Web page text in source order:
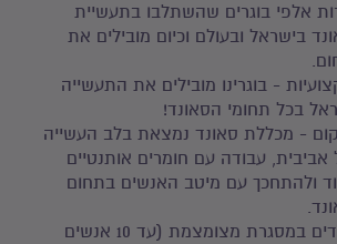
אלפי בוגרים שהשתלבו בתעשיית
בישראל ובעולם וכיום מובילים את
- בוגרינו מובילים את התעשייה
בכל תחומי הסאונד!
- מכללת סאונד נמצאת בלב העשייה
עבודה עם חומרים אותנטיים
ולהתחכך עם מיטב האנשים בתחום
לימודים במסגרת מצומצמת (עד 10 אנשים